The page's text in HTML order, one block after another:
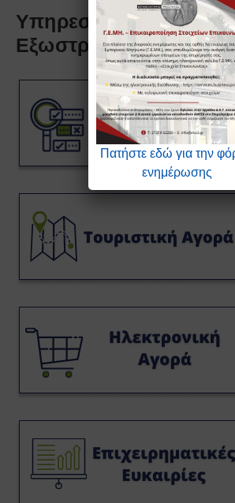
Υπηρεσίες Ανάπτυξης
Εξωστρέφειας
Πατήστε εδώ για την
ενημέρωσης